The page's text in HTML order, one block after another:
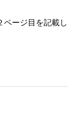
ページ目を記載し